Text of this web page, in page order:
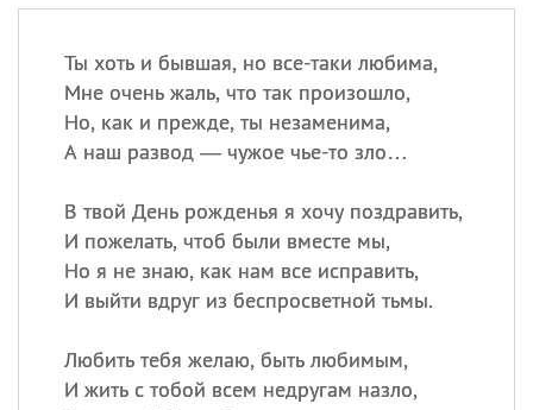
Ты хоть и бывшая, но все-таки любима,
Мне очень жаль, что так произошло,
Но, как и прежде, ты незаменима,
А наш развод — чужое чье-то зло…
В твой День рожденья я хочу поздравить,
И пожелать, чтоб были вместе мы,
Но я не знаю, как нам все исправить,
И выйти вдруг из беспросветной тьмы.
Любить тебя желаю, быть любимым,
И жить с тобой всем недругам назло,